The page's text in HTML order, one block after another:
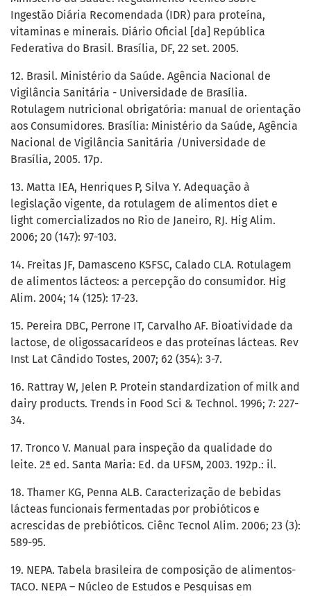
Ingestão Diária Recomendada (IDR) para proteína,
vitaminas e minerais. Diário Oficial [da] República
Federativa do Brasil. Brasília, DF, 22 set. 2005.
12. Brasil. Ministério da Saúde. Agência Nacional de
Vigilância Sanitária - Universidade de Brasília.
Rotulagem nutricional obrigatória: manual de orientação
aos Consumidores. Brasília: Ministério da Saúde, Agência
Nacional de Vigilância Sanitária /Universidade de
Brasília, 2005. 17p.
13. Matta IEA, Henriques P, Silva Y. Adequação à
legislação vigente, da rotulagem de alimentos diet e
light comercializados no Rio de Janeiro, RJ. Hig Alim.
2006; 20 (147): 97-103.
14. Freitas JF, Damasceno KSFSC, Calado CLA. Rotulagem
de alimentos lácteos: a percepção do consumidor. Hig
Alim. 2004; 14 (125): 17-23.
15. Pereira DBC, Perrone IT, Carvalho AF. Bioatividade da
lactose, de oligossacarídeos e das proteínas lácteas. Rev
Inst Lat Cândido Tostes, 2007; 62 (354): 3-7.
16. Rattray W, Jelen P. Protein standardization of milk and
dairy products. Trends in Food Sci & Technol. 1996; 7: 227-
34.
17. Tronco V. Manual para inspeção da qualidade do
leite. 2ª ed. Santa Maria: Ed. da UFSM, 2003. 192p.: il.
18. Thamer KG, Penna ALB. Caracterização de bebidas
lácteas funcionais fermentadas por probióticos e
acrescidas de prebióticos. Ciênc Tecnol Alim. 2006; 23 (3):
589-95.
19. NEPA. Tabela brasileira de composição de alimentos-
TACO. NEPA – Núcleo de Estudos e Pesquisas em